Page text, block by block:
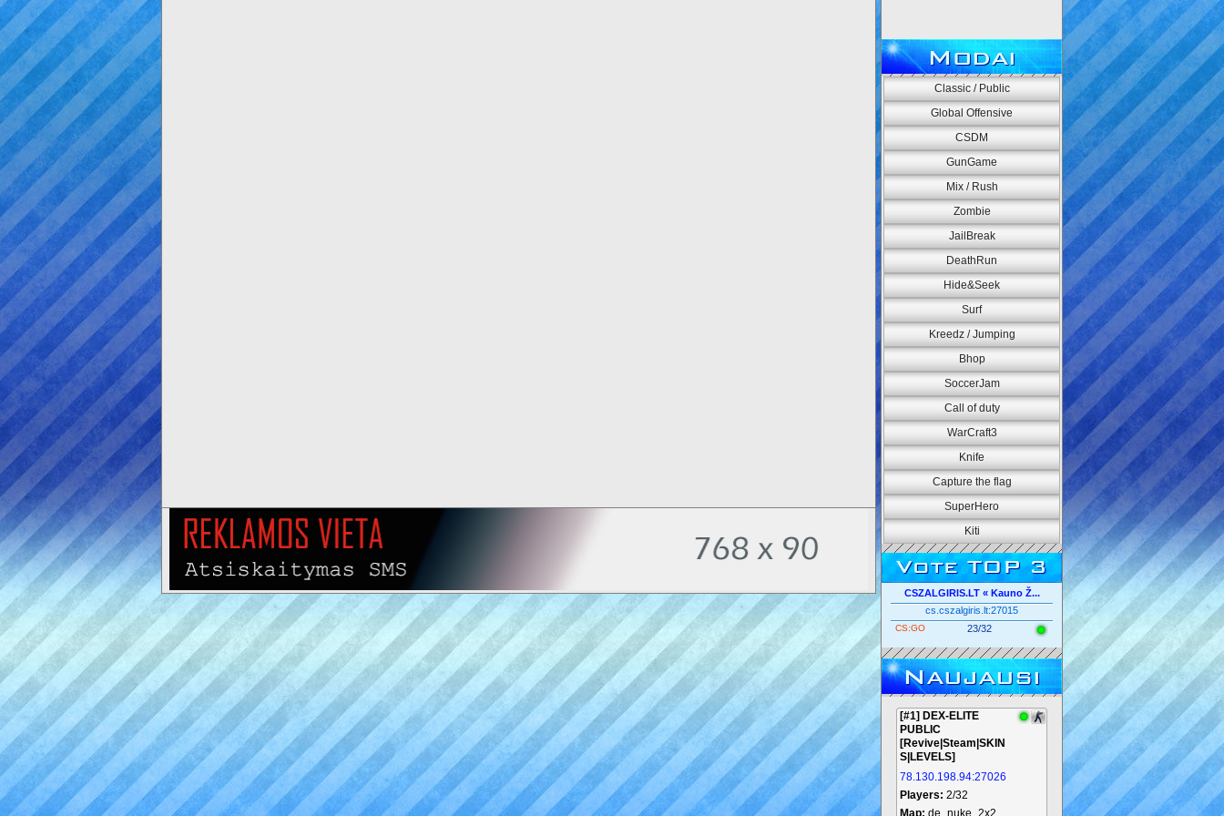
Modai
Classic / Public
Global Offensive
CSDM
GunGame
Mix / Rush
Zombie
JailBreak
DeathRun
Hide&Seek
Surf
Kreedz / Jumping
Bhop
SoccerJam
Call of duty
WarCraft3
Knife
Capture the flag
SuperHero
Kiti
Vote TOP 3
CSZALGIRIS.LT « Kauno Ž...
cs.cszalgiris.lt:27015
CS:GO 23/32
Naujausi